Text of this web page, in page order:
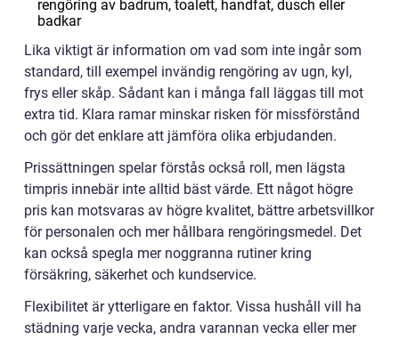
rengöring av badrum, toalett, handfat, dusch eller
badkar
Lika viktigt är information om vad som inte ingår som
standard, till exempel invändig rengöring av ugn, kyl,
frys eller skåp. Sådant kan i många fall läggas till mot
extra tid. Klara ramar minskar risken för missförstånd
och gör det enklare att jämföra olika erbjudanden.
Prissättningen spelar förstås också roll, men lägsta
timpris innebär inte alltid bäst värde. Ett något högre
pris kan motsvaras av högre kvalitet, bättre arbetsvillkor
för personalen och mer hållbara rengöringsmedel. Det
kan också spegla mer noggranna rutiner kring
försäkring, säkerhet och kundservice.
Flexibilitet är ytterligare en faktor. Vissa hushåll vill ha
städning varje vecka, andra varannan vecka eller mer